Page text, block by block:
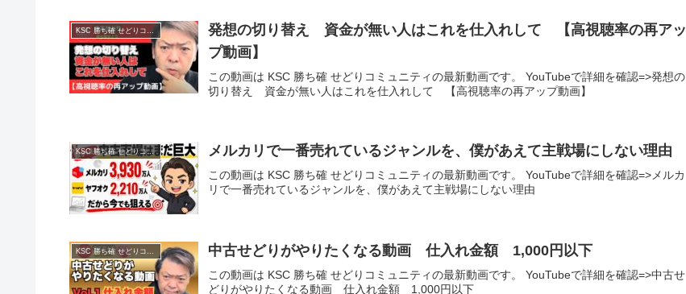
KSC 勝ち確 せどりコミュニティ
発想の切り替え 資金が無い人はこれを仕入れして 【高視聴率の再アッ
プ動画】
この動画は KSC 勝ち確 せどりコミュニティの最新動画です。 YouTubeで詳細を確認=>発想の
切り替え 資金が無い人はこれを仕入れして 【高視聴率の再アップ動画】
KSC 勝ち確 せどりコミュニティ メルカリで一番売れているジャンルを、僕があえて主戦場にしない理由
この動画は KSC 勝ち確 せどりコミュニティの最新動画です。 YouTubeで詳細を確認=>メルカ
リで一番売れているジャンルを、僕があえて主戦場にしない理由
KSC 勝ち確 せどりコミュニティ 中古せどりがやりたくなる動画 仕入れ金額 1,000円以下
この動画は KSC 勝ち確 せどりコミュニティの最新動画です。 YouTubeで詳細を確認=>中古せ
どりがやりたくなる動画 仕入れ金額 1,000円以下